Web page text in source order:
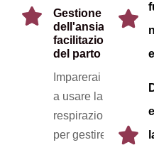
Gestione
dell'ansia e
facilitazione
del parto
Imparerai
a usare la
respirazione
per gestire